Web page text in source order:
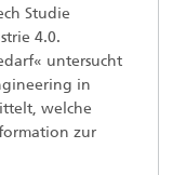
Studie
4.0.
untersucht
in
welche
zur